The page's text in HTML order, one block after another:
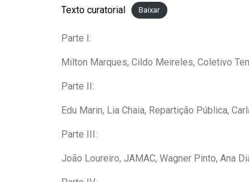
Texto curatorial Baixar
Parte I:
Milton Marques, Cildo Meireles, Coletivo
Parte II:
Edu Marin, Lia Chaia, Repartição Pública,
Parte III:
João Loureiro, JAMAC, Wagner Pinto, Ana